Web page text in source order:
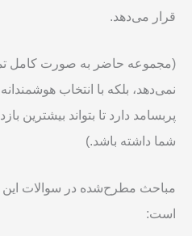
قرار می‌دهد.
(مجموعه حاضر به صورت کامل
نمی‌دهد، بلکه با انتخاب
پربسامد دارد تا بتواند بیشترین
شما داشته باشد.)
مباحث مطرح‌شده در سوالات این
است: